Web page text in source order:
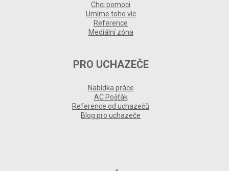
Chci pomoci
Umíme toho víc
Reference
Mediální zóna
PRO UCHAZEČE
Nabídka práce
AC Pošťák
Reference od uchazečů
Blog pro uchazeče